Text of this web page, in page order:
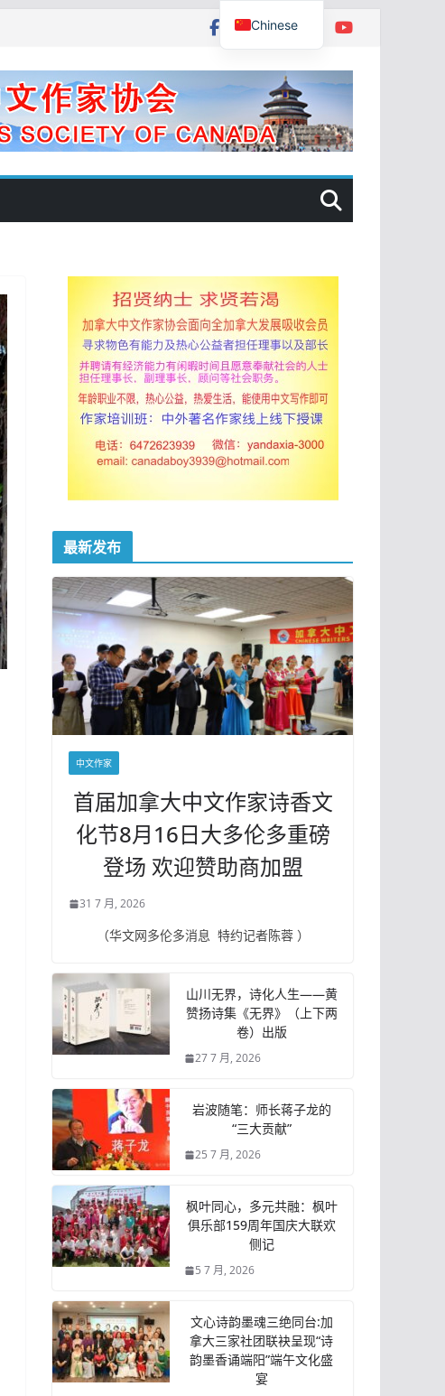
最新发布
中文作家
首届加拿大中文作家诗香文
化节8月16日大多伦多重磅
登场 欢迎赞助商加盟
31 7 月, 2026
（华文网多伦多消息 特约记者陈蓉 ）
山川无界，诗化人生——黄
赞扬诗集《无界》（上下两
卷）出版
27 7 月, 2026
岩波随笔：师长蒋子龙的
“三大贡献”
25 7 月, 2026
枫叶同心，多元共融：枫叶
俱乐部159周年国庆大联欢
侧记
5 7 月, 2026
文心诗韵墨魂三绝同台:加
拿大三家社团联袂呈现“诗
韵墨香诵端阳”端午文化盛
宴
Chinese